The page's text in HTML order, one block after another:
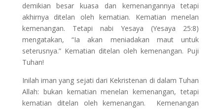
demikian besar kuasa dan kemenangannya tetapi
akhirnya ditelan oleh kematian. Kematian menelan
kemenangan. Tetapi nabi Yesaya (Yesaya 25:8)
mengatakan, “Ia akan meniadakan maut untuk
seterusnya.” Kematian ditelan oleh kemenangan. Puji
Tuhan!
Inilah iman yang sejati dari Kekristenan di dalam Tuhan
Allah: bukan kematian menelan kemenangan, tetapi
kematian ditelan oleh kemenangan. Kemenangan